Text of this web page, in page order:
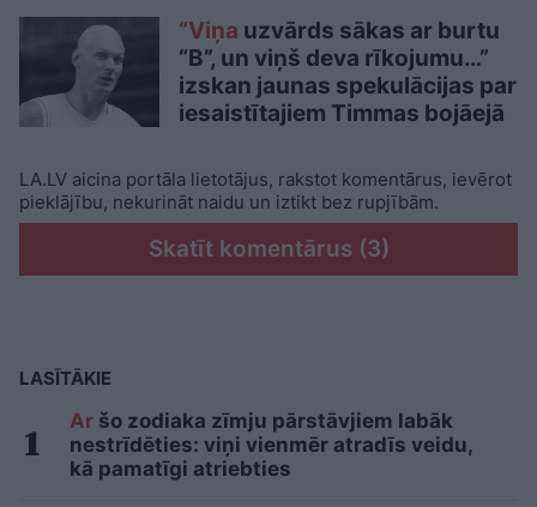
“Viņa uzvārds sākas ar burtu
“B”, un viņš deva rīkojumu…”
izskan jaunas spekulācijas par
iesaistītajiem Timmas bojāejā
LA.LV aicina portāla lietotājus, rakstot komentārus, ievērot
pieklājību, nekurināt naidu un iztikt bez rupjībām.
Skatīt komentārus (3)
LASĪTĀKIE
Ar šo zodiaka zīmju pārstāvjiem labāk
nestrīdēties: viņi vienmēr atradīs veidu,
kā pamatīgi atriebties